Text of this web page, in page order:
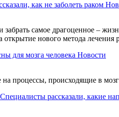
как не заболеть раком
самое драгоценное –
нового метода лечения
для мозга человека Новости
процессы, происходящие в
Специалисты рассказали, какие